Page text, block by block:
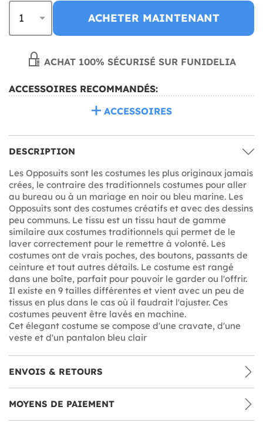
ACHETER MAINTENANT
ACHAT 100% SÉCURISÉ SUR FUNIDELIA
ACCESSOIRES RECOMMANDÉS:
ACCESSOIRES
DESCRIPTION
Les Opposuits sont les costumes les plus originaux jamais
crées, le contraire des traditionnels costumes pour aller
au bureau ou à un mariage en noir ou bleu marine. Les
Opposuits sont des costumes créatifs et avec des dessins
peu communs. Le tissu est un tissu haut de gamme
similaire aux costumes traditionnels qui permet de le
laver correctement pour le remettre à volonté. Les
costumes ont de vrais poches, des boutons, passants de
ceinture et tout autres détails. Le costume est rangé
dans une boîte, parfait pour pouvoir le garder ou l'offrir.
Il existe en 9 tailles différentes et vient avec un peu de
tissus en plus dans le cas où il faudrait l'ajuster. Ces
costumes peuvent être lavés en machine.
Cet élegant costume se compose d'une cravate, d'une
veste et d'un pantalon bleu clair
ENVOIS & RETOURS
MOYENS DE PAIEMENT